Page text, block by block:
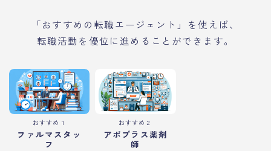
「おすすめの転職エージェント」を使えば、
転職活動を優位に進めることができます。
おすすめ１
ファルマスタッ
フ
おすすめ２
アポプラス薬剤
師